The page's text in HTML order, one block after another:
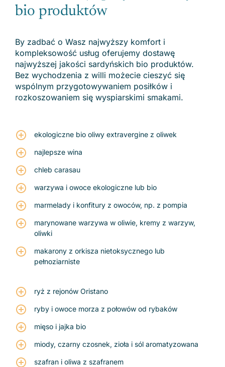
bio produktów
By zadbać o Wasz najwyższy komfort i
kompleksowość usług oferujemy dostawę
najwyższej jakości sardyńskich bio produktów.
Bez wychodzenia z willi możecie cieszyć się
wspólnym przygotowywaniem posiłków i
rozkoszowaniem się wyspiarskimi smakami.
ekologiczne bio oliwy extravergine z oliwek
najlepsze wina
chleb carasau
warzywa i owoce ekologiczne lub bio
marmelady i konfitury z owoców, np. z pompia
marynowane warzywa w oliwie, kremy z warzyw,
oliwki
makarony z orkisza nietoksycznego lub
pełnoziarniste
ryż z rejonów Oristano
ryby i owoce morza z połowów od rybaków
mięso i jajka bio
miody, czarny czosnek, zioła i sól aromatyzowana
szafran i oliwa z szafranem